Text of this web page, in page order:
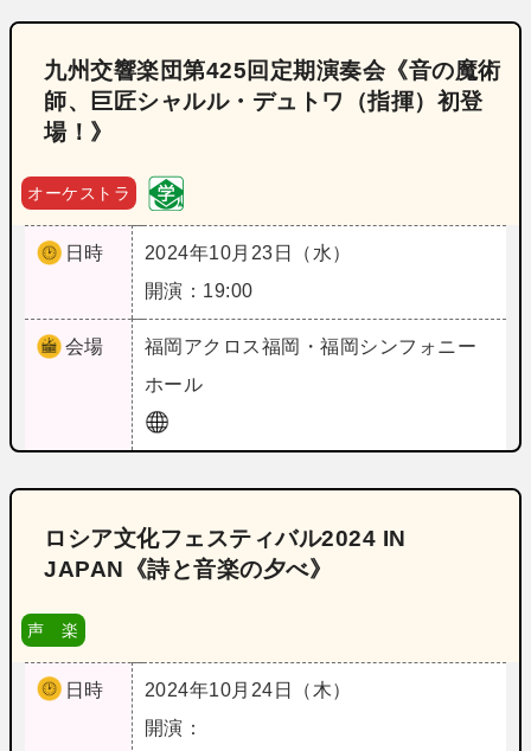
九州交響楽団第425回定期演奏会《音の魔術
師、巨匠シャルル・デュトワ（指揮）初登
場！》
オーケストラ
日時
2024年10月23日（水）
開演：19:00
会場 福岡 アクロス福岡・福岡シンフォニー
ホール
ロシア文化フェスティバル2024 IN
JAPAN《詩と音楽の夕べ》
声 楽
日時
2024年10月24日（木）
開演：